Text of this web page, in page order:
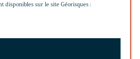
disponibles sur le site Géorisques :